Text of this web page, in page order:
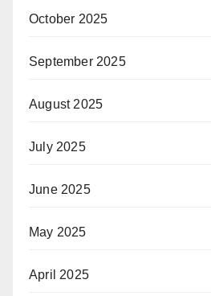
October 2025
September 2025
August 2025
July 2025
June 2025
May 2025
April 2025